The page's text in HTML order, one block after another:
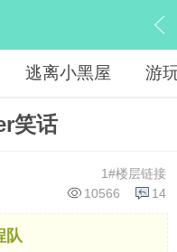
逃离小黑屋 游
笑话
1#楼层链接
10566
14
队